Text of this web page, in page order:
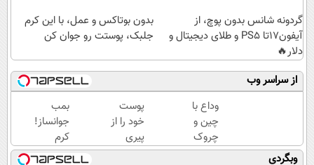
گردونه شانس بدون پوچ، از
آیفون17تا PS5 و طلای دیجیتال و
دلار🔥
بدون بوتاکس و عمل، با این کرم
جلبک، پوستت رو جوان کن
از سراسر وب
وداع با
چین و
چروک
های
پوست
خود را از
پیری
نجات
بمب
جوانساز!
کرم
بوتاکس
وبگردی